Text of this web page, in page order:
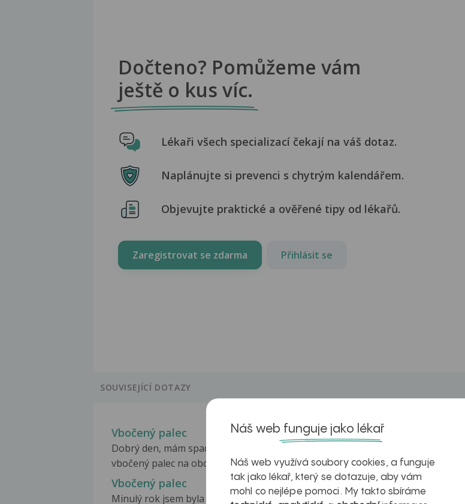
Dočteno? Pomůžeme vám
ještě o kus víc.
Lékaři všech specializací čekají na váš dotaz.
Naplánujte si prevenci s chytrým kalendářem.
Objevujte praktické a ověřené tipy od lékařů.
Zaregistrovat se zdarma Přihlásit se
SOUVISEJÍCÍ DOTAZY
Vbočený palec
Dobrý den, mám spadlou klenbu a
vbočený palec na obou...
Vbočený palec
je možné,...
Vbočený palec
Minulý rok jsem byla na operaci
Vbočený palec
Dobrý den. Poslední dobou mě hodně
Náš web funguje jako lékař
Náš web využívá soubory cookies, a funguje
tak jako lékař, který se dotazuje, aby vám
mohl co nejlépe pomoci. My takto sbíráme